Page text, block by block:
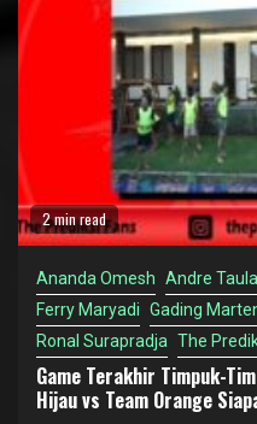
2 min read
Ananda Omesh Andre
Ferry Maryadi Gading
Ronal Surapradja The
Game Terakhir Timpuk-
Hijau vs Team Orange